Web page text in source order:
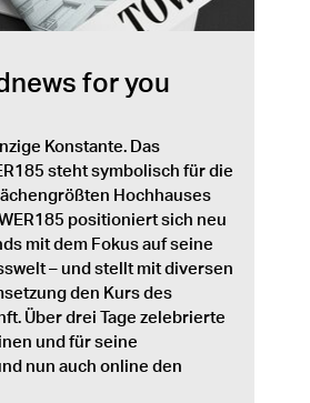
for you
Konstante. Das
steht symbolisch für die
Hochhauses
positioniert sich neu
mit dem Fokus auf seine
– und stellt mit diversen
den Kurs des
Über drei Tage zelebrierte
und für seine
nun auch online den